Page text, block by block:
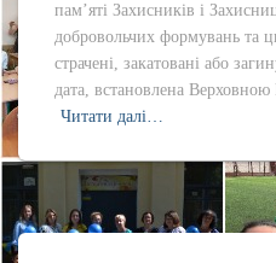
пам’яті Захисників і
добровольчих формувань та
страчені, закатовані або
дата, встановлена
Читати далі…